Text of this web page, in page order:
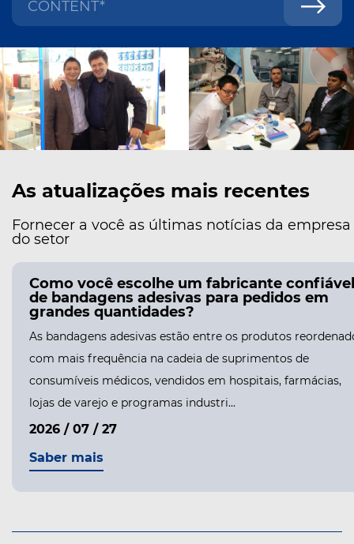
As atualizações mais recentes
Fornecer a você as últimas notícias da empresa
do setor
Como você escolhe um fabricante confiável
de bandagens adesivas para pedidos em
grandes quantidades?
As bandagens adesivas estão entre os produtos
com mais frequência na cadeia de suprimentos de
consumíveis médicos, vendidos em hospitais, farmácias,
lojas de varejo e programas industri...
2026 / 07 / 27
Saber mais